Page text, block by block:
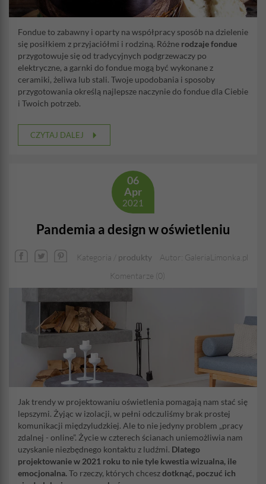
Fondue to zabawny i oparty na współpracy sposób na dzielenie
się posiłkiem z przyjaciółmi i rodziną. Różne rodzaje fondue
przygotowuje się od tradycyjnych podgrzewaczy po
elektryczne, a garnki do fondue mogą być wykonane z
ceramiki, żeliwa lub stali. Twoje upodobania i sposoby
przygotowania określą najlepsze naczynie do fondue dla Ciebie
i Twoich potrzeb.
CZYTAJ DALEJ
06
Apr
2021
Pandemia a design w oświetleniu
Kategoria / produkty
Autor: GaleriaLimonka.pl
Komentarze (0)
Jak trendy w projektowaniu oświetlenia pomagają nam stać się
lepszymi. Żyjąc w izolacji, w pełni odczuliśmy brak prostej
komunikacji międzyludzkiej. Ale to nie jedyny problem „pracy
zdalnej - online”. Życie w czterech ścianach uniemożliwia nam
uzyskanie niezbędnego kontaktu z ludźmi. Dlatego
projektowanie w 2021 roku to nie tyle kwestia wizualna, ile
emocjonalna.To rzeczy, których chceszdotknąć, poczuć ich